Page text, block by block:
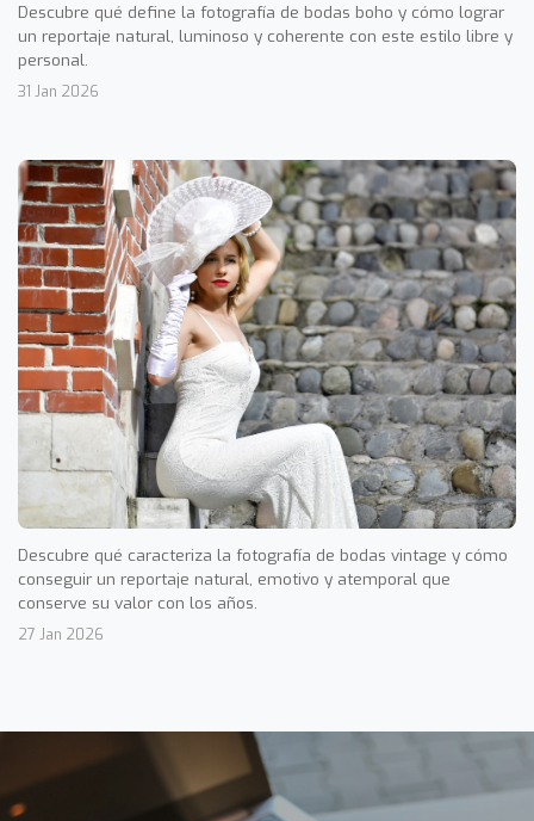
Descubre qué define la fotografía de bodas boho y cómo lograr
un reportaje natural, luminoso y coherente con este estilo libre y
personal.
31 Jan 2026
Descubre qué caracteriza la fotografía de bodas vintage y cómo
conseguir un reportaje natural, emotivo y atemporal que
conserve su valor con los años.
27 Jan 2026